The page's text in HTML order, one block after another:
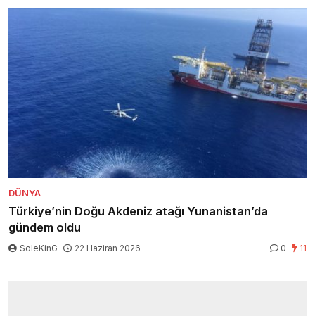
DÜNYA
Türkiye’nin Doğu Akdeniz atağı Yunanistan’da
gündem oldu
SoleKinG 22 Haziran 2026 0 11